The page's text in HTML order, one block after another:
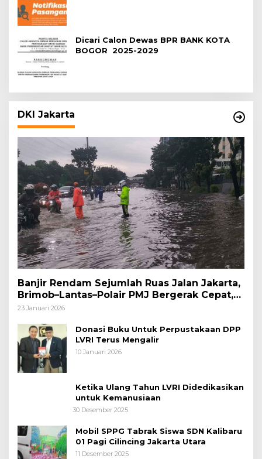
Dicari Calon Dewas BPR BANK KOTA
BOGOR 2025-2029
DKI Jakarta
Banjir Rendam Sejumlah Ruas Jalan Jakarta,
Brimob–Lantas–Polair PMJ Bergerak Cepat,
Polri Siagakan 128.247 Personel Secara
23 Januari 2026
Donasi Buku Untuk Perpustakaan DPP
LVRI Terus Mengalir
10 Januari 2026
Ketika Ulang Tahun LVRI Didedikasikan
untuk Kemanusiaan
30 Desember 2025
Mobil SPPG Tabrak Siswa SDN Kalibaru
01 Pagi Cilincing Jakarta Utara
11 Desember 2025